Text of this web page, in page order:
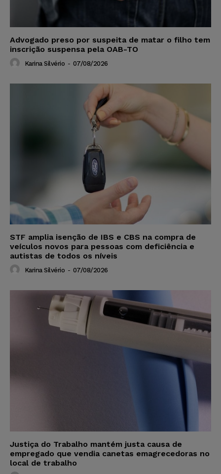
Advogado preso por suspeita de matar o filho tem
inscrição suspensa pela OAB-TO
Karina Silvério - 07/08/2026
STF amplia isenção de IBS e CBS na compra de
veículos novos para pessoas com deficiência e
autistas de todos os níveis
Karina Silvério - 07/08/2026
Justiça do Trabalho mantém justa causa de
empregado que vendia canetas emagrecedoras no
local de trabalho